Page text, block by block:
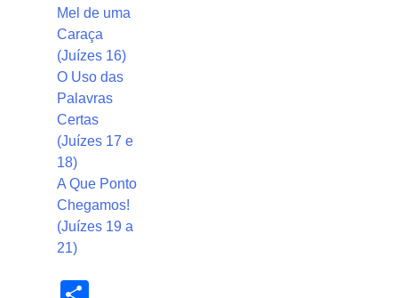
Mel de uma
Caraça
(Juízes 16)
O Uso das
Palavras
Certas
(Juízes 17 e
18)
A Que Ponto
Chegamos!
(Juízes 19 a
21)